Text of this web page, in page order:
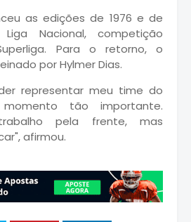
as edições de 1976 e de
Nacional, competição
Para o retorno, o
por Hylmer Dias.
representar meu time do
tão importante.
pela frente, mas
afirmou.